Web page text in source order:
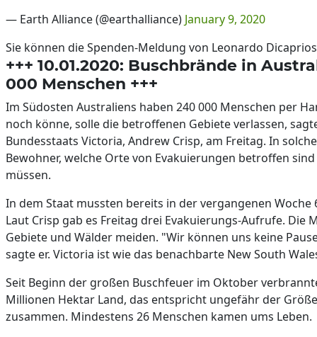
— Earth Alliance (@earthalliance) January 9, 2020
Sie können die Spenden-Meldung von Leonardo
+++ 10.01.2020: Buschbrände in
000 Menschen +++
Im Südosten Australiens haben 240 000 Menschen per
noch könne, solle die betroffenen Gebiete verlassen,
Bundesstaats Victoria, Andrew Crisp, am Freitag. In
Bewohner, welche Orte von Evakuierungen betroffen
müssen.
In dem Staat mussten bereits in der vergangenen Woche
Laut Crisp gab es Freitag drei Evakuierungs-Aufrufe. Die
Gebiete und Wälder meiden. "Wir können uns keine
sagte er. Victoria ist wie das benachbarte New South
Seit Beginn der großen Buschfeuer im Oktober
Millionen Hektar Land, das entspricht ungefähr der
zusammen. Mindestens 26 Menschen kamen ums Leben.